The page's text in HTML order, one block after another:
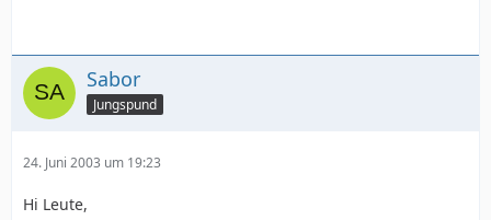
Sabor
Jungspund
24. Juni 2003 um 19:23
Hi Leute,